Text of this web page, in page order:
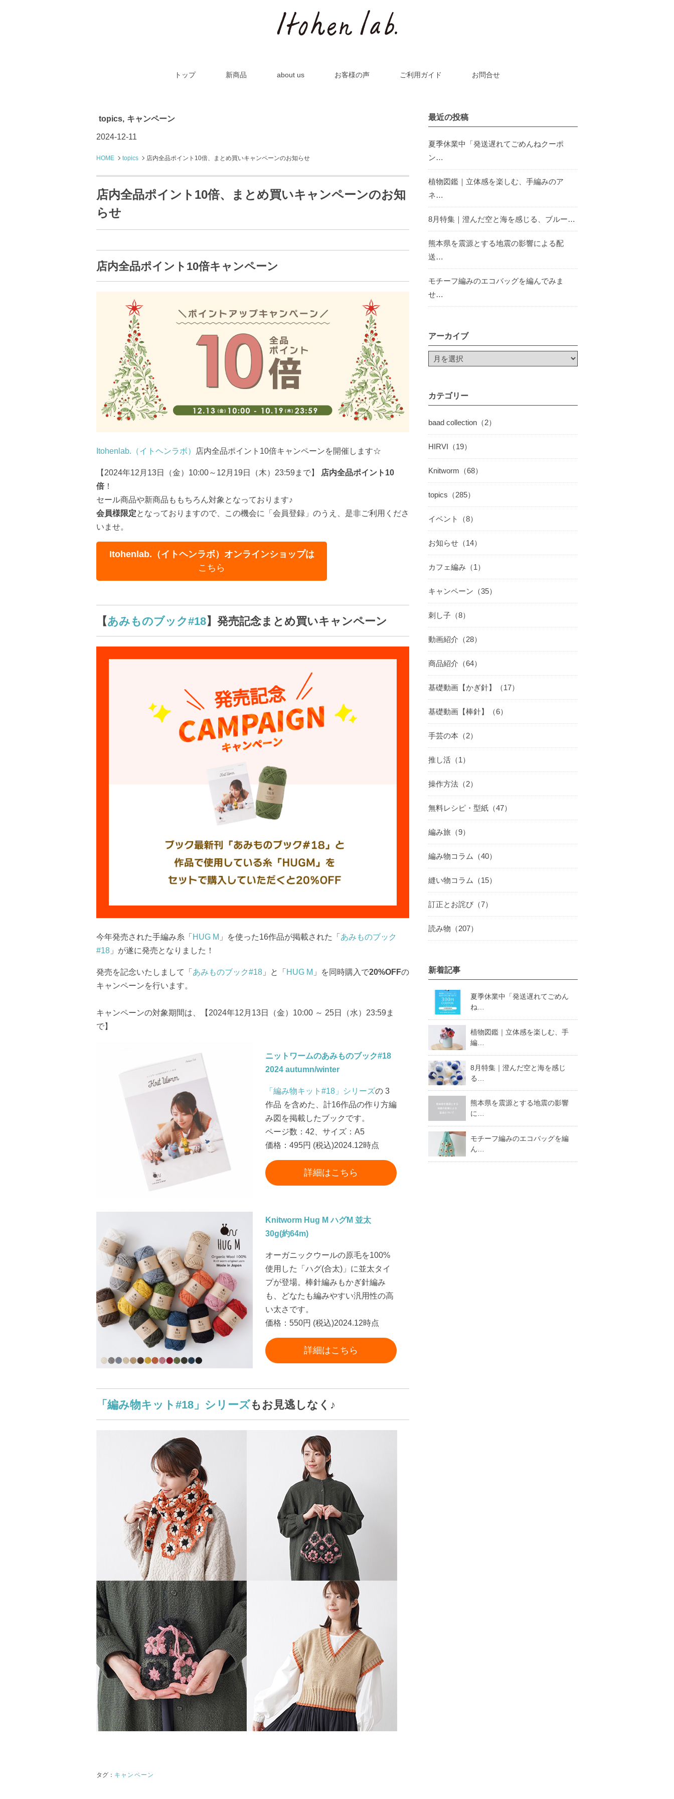
トップ 新商品 about us お客様の声 ご利用ガイド お問合せ
topics, キャンペーン
2024-12-11
HOME topics 店内全品ポイント10倍、まとめ買いキャンペーンのお知らせ
店内全品ポイント10倍、まとめ買いキャンペーンのお知
らせ
店内全品ポイント10倍キャンペーン
Itohenlab.（イトヘンラボ） 店内全品ポイント10倍キャンペーンを開催します☆
【2024年12月13日（金）10:00～12月19日（木）23:59まで】 店内全品ポイント10
倍！
セール商品や新商品ももちろん対象となっております♪
会員様限定となっておりますので、この機会に「会員登録」のうえ、是非ご利用くださ
いませ。
Itohenlab.（イトヘンラボ）オンラインショップは
こちら
【あみものブック#18】発売記念まとめ買いキャンペーン
今年発売された手編み糸「 HUG M 」を使った16作品が掲載された「 あみものブック
#18 」が遂に発売となりました！
発売を記念いたしまして「 あみものブック#18 」と「 HUG M 」を同時購入で20%OFFの
キャンペーンを行います。
キャンペーンの対象期間は、【2024年12月13日（金）10:00 ～ 25日（水）23:59ま
で】
ニットワームのあみものブック#18
2024 autumn/winter
「編み物キット#18」シリーズの 3
作品 を含めた、計16作品の作り方編
み図を掲載したブックです。
ページ数：42、サイズ：A5
価格：495円 (税込)2024.12時点
詳細はこちら
Knitworm Hug M ハグM 並太
30g(約64m)
オーガニックウールの原毛を100%
使用した「ハグ(合太)」に並太タイ
プが登場。棒針編みもかぎ針編み
も、どなたも編みやすい汎用性の高
い太さです。
価格：550円 (税込)2024.12時点
詳細はこちら
「編み物キット#18」シリーズもお見逃しなく♪
キャンペーン
最近の投稿
夏季休業中「発送遅れてごめんねクーポ
ン…
植物図鑑｜立体感を楽しむ、手編みのア
ネ…
8月特集｜澄んだ空と海を感じる、ブルー…
熊本県を震源とする地震の影響による配
送…
モチーフ編みのエコバッグを編んでみま
せ…
アーカイブ
カテゴリー
baad collection（2）
HIRVI（19）
Knitworm（68）
topics（285）
イベント（8）
お知らせ（14）
カフェ編み（1）
キャンペーン（35）
刺し子（8）
動画紹介（28）
商品紹介（64）
基礎動画【かぎ針】（17）
基礎動画【棒針】（6）
手芸の本（2）
推し活（1）
操作方法（2）
無料レシピ・型紙（47）
編み旅（9）
編み物コラム（40）
縫い物コラム（15）
訂正とお詫び（7）
読み物（207）
新着記事
夏季休業中「発送遅れてごめん
ね…
植物図鑑｜立体感を楽しむ、手
編…
8月特集｜澄んだ空と海を感じ
る…
熊本県を震源とする地震の影響
に…
モチーフ編みのエコバッグを編
ん…